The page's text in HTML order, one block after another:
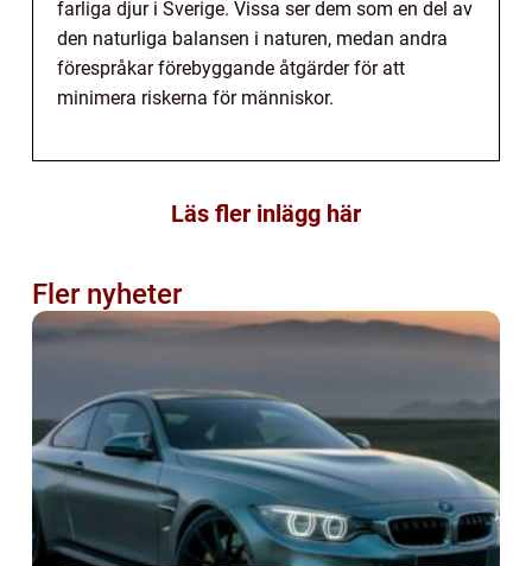
farliga djur i Sverige. Vissa ser dem som en del av
den naturliga balansen i naturen, medan andra
förespråkar förebyggande åtgärder för att
minimera riskerna för människor.
Läs fler inlägg här
Fler nyheter